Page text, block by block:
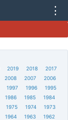
⋮
2019 2018
2017
2008 2007
2006
1997 1996
1995
1986 1985
1984
1975 1974
1973
1964 1963
1962